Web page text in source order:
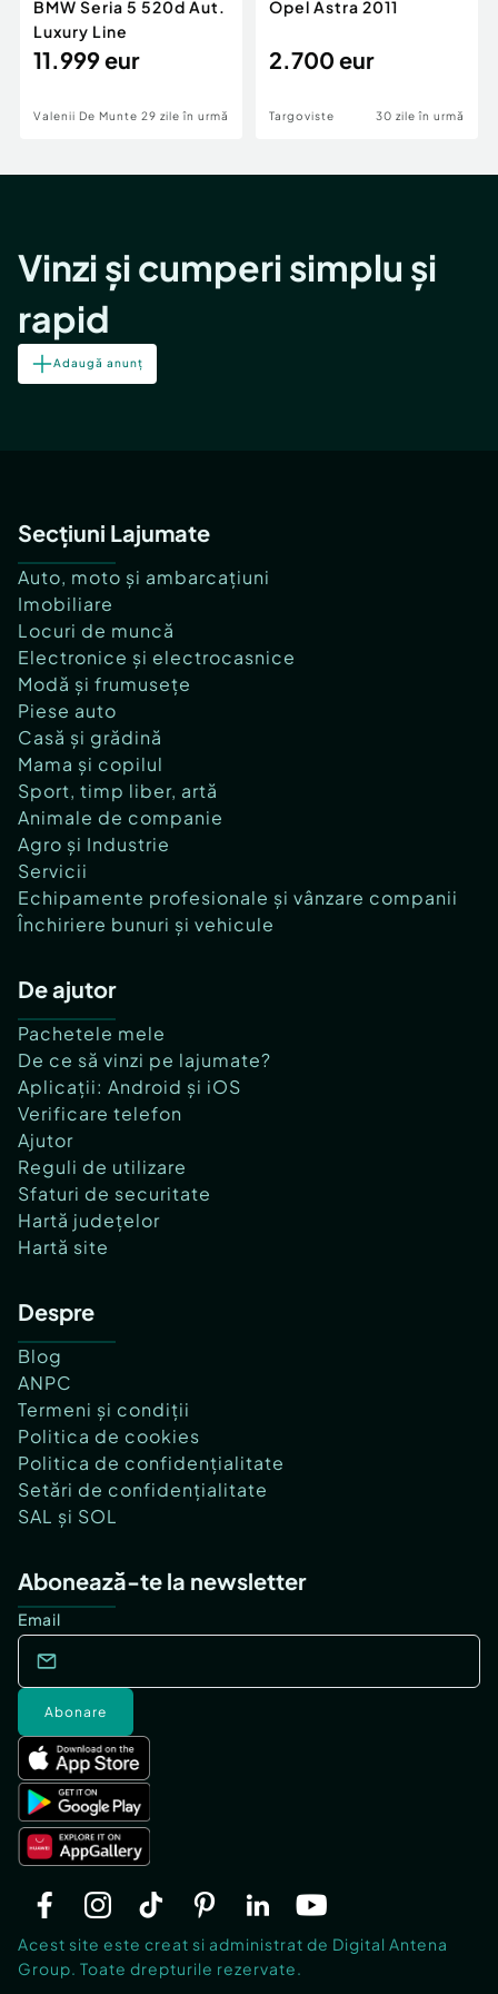
BMW Seria 5 520d Aut.
Luxury Line
11.999 eur
Valenii De Munte 29 zile în urmă
Opel Astra 2011
2.700 eur
Targoviste 30 zile în urmă
Vinzi și cumperi simplu și
rapid
Adaugă anunț
Secțiuni Lajumate
Auto, moto și ambarcațiuni
Imobiliare
Locuri de muncă
Electronice și electrocasnice
Modă și frumusețe
Piese auto
Casă și grădină
Mama și copilul
Sport, timp liber, artă
Animale de companie
Agro și Industrie
Servicii
Echipamente profesionale și vânzare companii
Închiriere bunuri și vehicule
De ajutor
Pachetele mele
De ce să vinzi pe lajumate?
Aplicații: Android și iOS
Verificare telefon
Ajutor
Reguli de utilizare
Sfaturi de securitate
Hartă județelor
Hartă site
Despre
Blog
ANPC
Termeni și condiții
Politica de cookies
Politica de confidențialitate
Setări de confidențialitate
SAL și SOL
Abonează-te la newsletter
Email
Abonare
Acest site este creat si administrat de Digital Antena
Group. Toate drepturile rezervate.